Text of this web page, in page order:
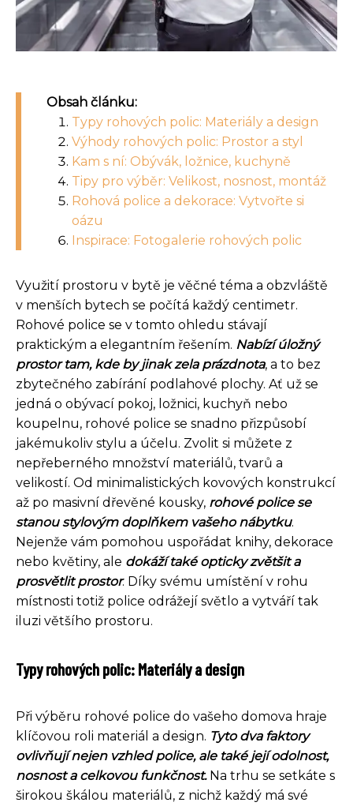
Obsah článku:
Typy rohových polic: Materiály a design
Výhody rohových polic: Prostor a styl
Kam s ní: Obývák, ložnice, kuchyně
Tipy pro výběr: Velikost, nosnost, montáž
Rohová police a dekorace: Vytvořte si
oázu
Inspirace: Fotogalerie rohových polic
Využití prostoru v bytě je věčné téma a obzvláště
v menších bytech se počítá každý centimetr.
Rohové police se v tomto ohledu stávají
praktickým a elegantním řešením. Nabízí úložný
prostor tam, kde by jinak zela prázdnota, a to bez
zbytečného zabírání podlahové plochy. Ať už se
jedná o obývací pokoj, ložnici, kuchyň nebo
koupelnu, rohové police se snadno přizpůsobí
jakémukoliv stylu a účelu. Zvolit si můžete z
nepřeberného množství materiálů, tvarů a
velikostí. Od minimalistických kovových konstrukcí
až po masivní dřevěné kousky, rohové police se
stanou stylovým doplňkem vašeho nábytku.
Nejenže vám pomohou uspořádat knihy, dekorace
nebo květiny, ale dokáží také opticky zvětšit a
prosvětlit prostor. Díky svému umístění v rohu
místnosti totiž police odrážejí světlo a vytváří tak
iluzi většího prostoru.
Typy rohových polic: Materiály a design
Při výběru rohové police do vašeho domova hraje
klíčovou roli materiál a design. Tyto dva faktory
ovlivňují nejen vzhled police, ale také její odolnost,
nosnost a celkovou funkčnost.Na trhu se setkáte s
širokou škálou materiálů, z nichž každý má své